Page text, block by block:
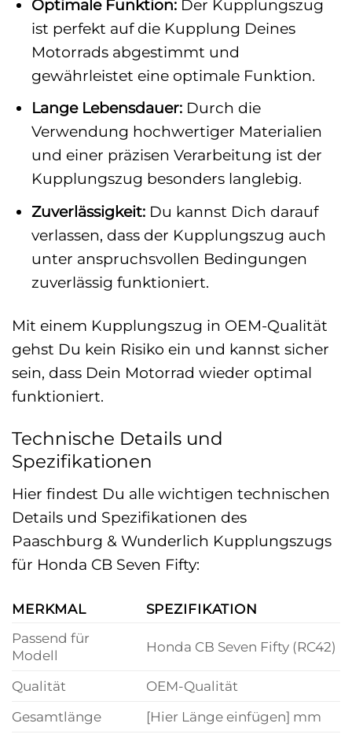
Optimale Funktion:Der Kupplungszug
ist perfekt auf die Kupplung Deines
Motorrads abgestimmt und
gewährleistet eine optimale Funktion.
Lange Lebensdauer:Durch die
Verwendung hochwertiger Materialien
und einer präzisen Verarbeitung ist der
Kupplungszug besonders langlebig.
Zuverlässigkeit:Du kannst Dich darauf
verlassen, dass der Kupplungszug auch
unter anspruchsvollen Bedingungen
zuverlässig funktioniert.
Mit einem Kupplungszug in OEM-Qualität
gehst Du kein Risiko ein und kannst sicher
sein, dass Dein Motorrad wieder optimal
funktioniert.
Technische Details und
Spezifikationen
Hier findest Du alle wichtigen technischen
Details und Spezifikationen des
Paaschburg & Wunderlich Kupplungszugs
für Honda CB Seven Fifty:
MERKMAL
SPEZIFIKATION
Passend für
Modell
Honda CB Seven Fifty (RC42)
Qualität
OEM-Qualität
Gesamtlänge
[Hier Länge einfügen] mm